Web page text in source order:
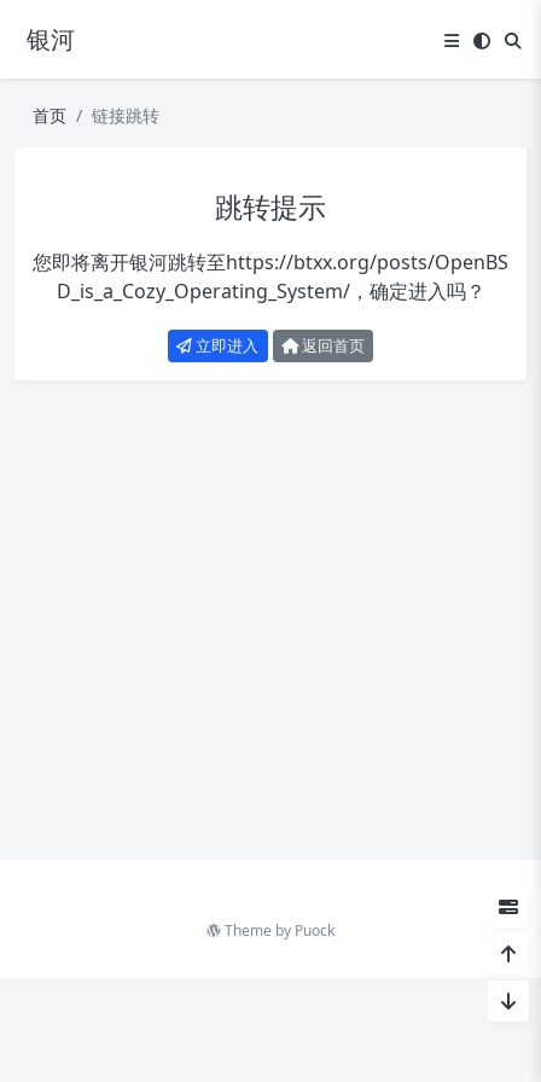
银河
首页 链接跳转
跳转提示
您即将离开银河跳转至https://btxx.org/posts/OpenBS
D_is_a_Cozy_Operating_System/，确定进入吗？
立即进入 返回首页
Theme by Puock